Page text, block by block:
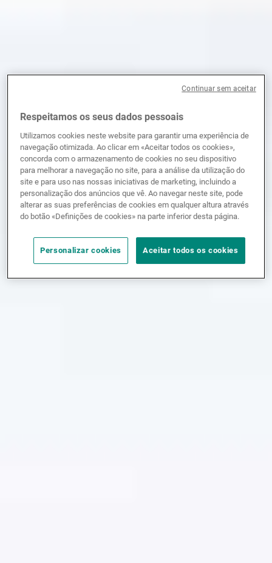
Respeitamos os seus dados pessoais
Utilizamos cookies neste website para garantir uma experiência de
navegação otimizada. Ao clicar em «Aceitar todos os cookies»,
concorda com o armazenamento de cookies no seu dispositivo
para melhorar a navegação no site, para a análise da utilização do
site e para uso nas nossas iniciativas de marketing, incluindo a
personalização dos anúncios que vê. Ao navegar neste site, pode
alterar as suas preferências de cookies em qualquer altura através
do botão «Definições de cookies» na parte inferior desta página.
Personalizar cookies Aceitar todos os cookies
Continuar sem aceitar